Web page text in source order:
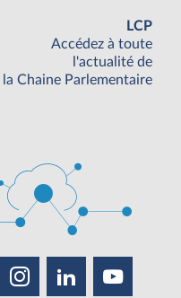
LCP
Accédez à toute
l'actualité de
la Chaine Parlementaire